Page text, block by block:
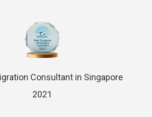
Consultant in Singapore
2021